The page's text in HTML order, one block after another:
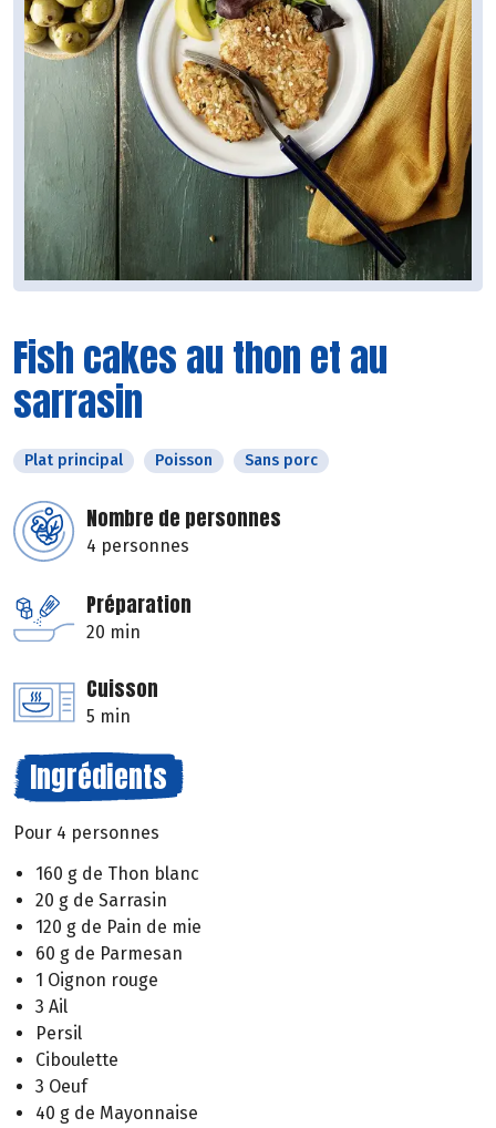
Fish cakes au thon et au
sarrasin
Plat principal Poisson Sans porc
Nombre de personnes
4 personnes
Préparation
20 min
Cuisson
5 min
Ingrédients
Pour 4 personnes
160 g de Thon blanc
20 g de Sarrasin
120 g de Pain de mie
60 g de Parmesan
1 Oignon rouge
3 Ail
Persil
Ciboulette
3 Oeuf
40 g de Mayonnaise